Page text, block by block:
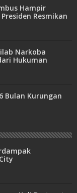
Hampir
Resmikan
Narkoba
Hukuman
Bulan Kurungan